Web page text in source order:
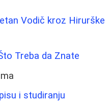
Vodič kroz Hirurške
Treba da Znate
i studiranju